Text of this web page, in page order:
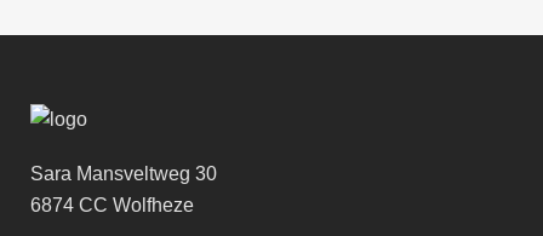
Sara Mansveltweg 30
6874 CC Wolfheze